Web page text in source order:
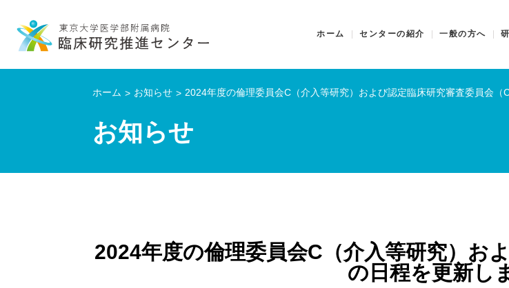
ホーム センターの紹介 一般の方へ
ホーム お知らせ 2024年度の倫理委員会C（介入等研究）および認定臨床研究審査委員会（
お知らせ
2024年度の倫理委員会C（介入等研究）お
の日程を更新し